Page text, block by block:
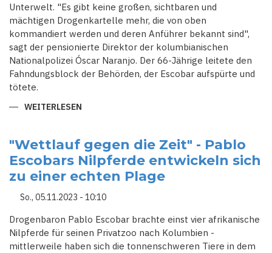
Unterwelt. "Es gibt keine großen, sichtbaren und
mächtigen Drogenkartelle mehr, die von oben
kommandiert werden und deren Anführer bekannt sind",
sagt der pensionierte Direktor der kolumbianischen
Nationalpolizei Óscar Naranjo. Der 66-Jährige leitete den
Fahndungsblock der Behörden, der Escobar aufspürte und
tötete.
WEITERLESEN
KRIMINELLEN
GROSSUNTERNEHMER -
D
ROGENHANDEL I
M W
ANDEL N
ACH E
SCOBARS T
"Wettlauf gegen die Zeit" - Pablo
Escobars Nilpferde entwickeln sich
zu einer echten Plage
So., 05.11.2023 - 10:10
Drogenbaron Pablo Escobar brachte einst vier afrikanische
Nilpferde für seinen Privatzoo nach Kolumbien -
mittlerweile haben sich die tonnenschweren Tiere in dem